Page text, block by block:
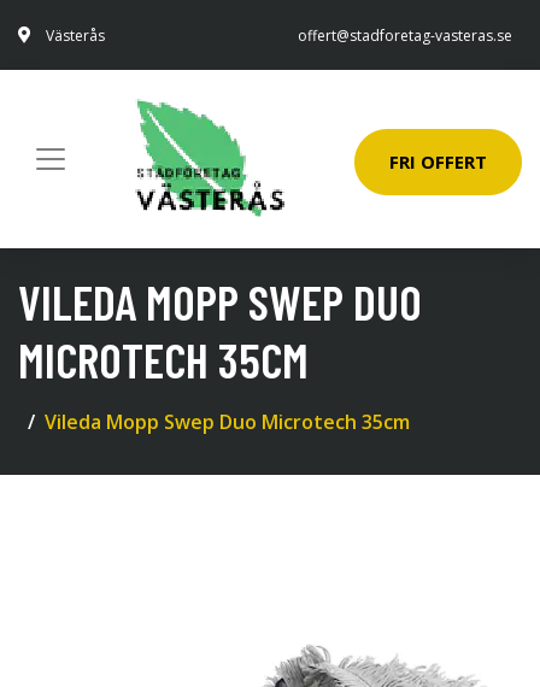
Västerås offert@stadforetag-vasteras.se
FRI OFFERT
VILEDA MOPP SWEP DUO
MICROTECH 35CM
Vileda Mopp Swep Duo Microtech 35cm